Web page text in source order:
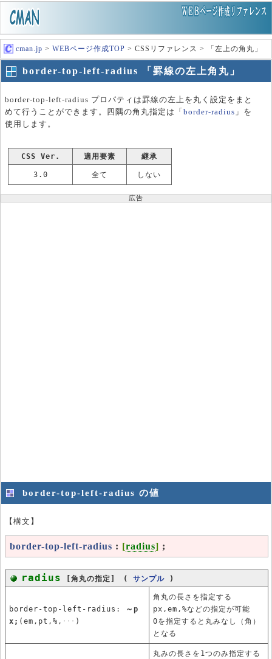
cman.jp > WEBページ作成TOP > CSSリファレンス > 「左上の角丸」
border-top-left-radius 「罫線の左上角丸」
border-top-left-radius プロパティは罫線の左上を丸く設定をまと
めて行うことができます。四隅の角丸指定は「 border-radius 」を
使用します。
CSS Ver. 適用要素 継承
3.0 全て しない
広告
border-top-left-radius の値
【構文】
border-top-left-radius : [radius] ;
radius [角丸の指定] ( サンプル )
border-top-left-radius:
～p
x; (em,pt,%,･･･)
角丸の長さを指定する
px,em,%などの指定が可能
0を指定すると丸みなし（角）
となる
丸みの長さを1つのみ指定する